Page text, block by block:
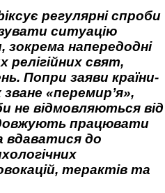
регулярні спроби
ситуацію
зокрема напередодні
релігійних свят,
Попри заяви країни-
«перемир’я»,
не відмовляються від
працювати
вдаватися до
терактів та